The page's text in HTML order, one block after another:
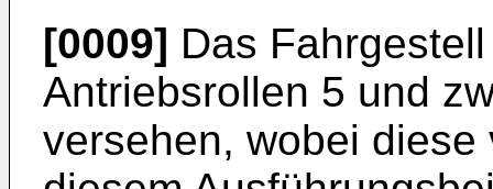
[0009] Das
Antriebsrollen 5 und
versehen, wobei